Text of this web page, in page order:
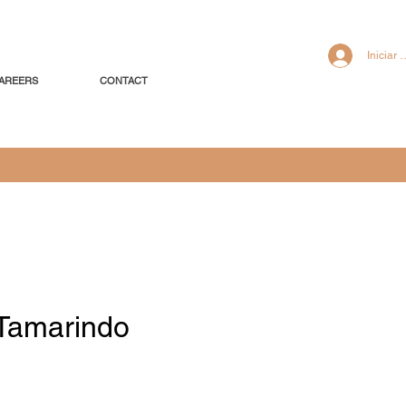
CONTACT
Iniciar